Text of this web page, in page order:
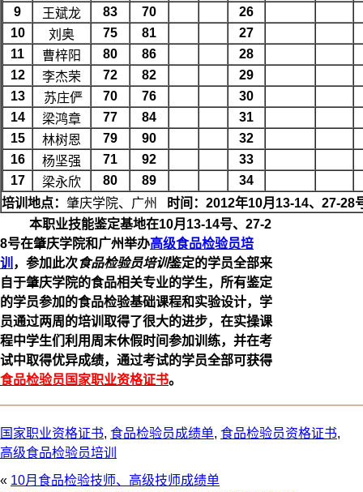
9
王斌龙 83 70
26
10
刘奥 75 81
27
11
曹梓阳 80 86
28
12
李杰荣 72 82
29
13
苏庄俨 70 76
30
14
梁鸿章 77 84
31
15
林树恩 79 90
32
16
杨坚强 71 92
33
17
梁永欣 80 89
34
培训地点： 肇庆学院、广州 时间： 2012年10月 13-14、 27-28
本职业技能鉴定基地在10月13-14号、27-2
8号在肇庆学院和广州举办高级食品检验员培
训 ，参加此次食品检验员培训鉴定的学员全部来
自于肇庆学院的食品相关专业的学生，所有鉴定
的学员参加的食品检验基础课程和实验设计，学
员通过两周的培训取得了很大的进步，在实操课
程中学生们利用周末休假时间参加训练，并在考
试中取得优异成绩，通过考试的学员全部可获得
食品检验员国家职业资格证书。
国家职业资格证书, 食品检验员成绩单, 食品检验员资格证书,
高级食品检验员培训
« 10月食品检验技师、高级技师成绩单